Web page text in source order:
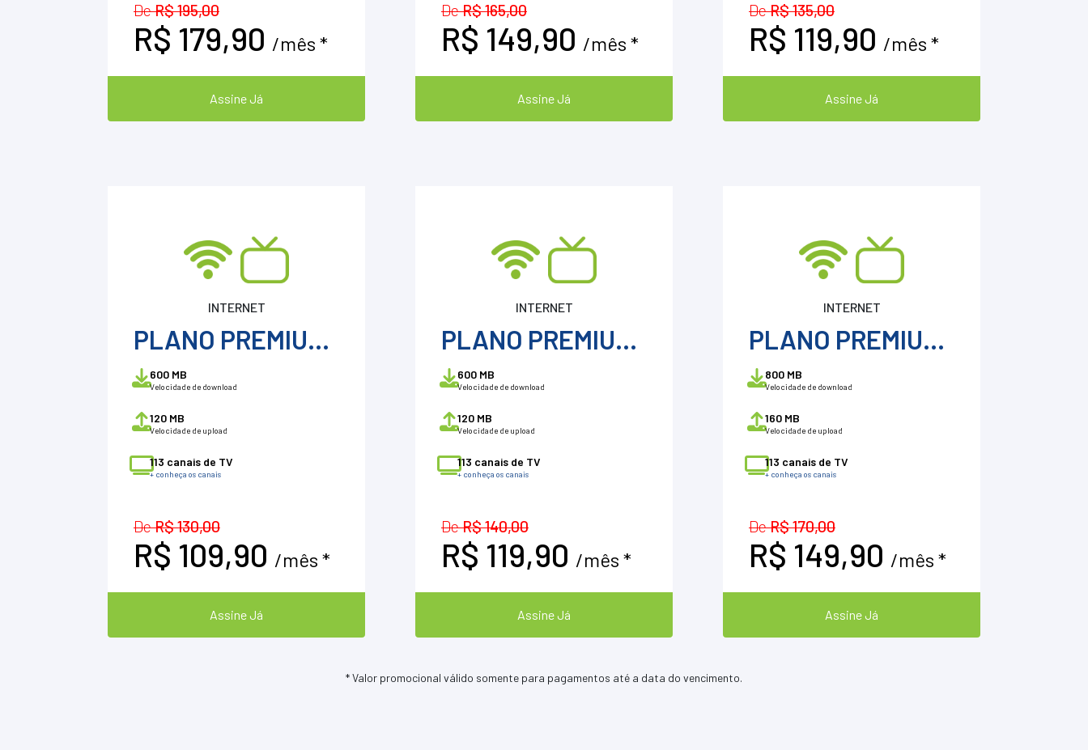
DeR$ 195,00
R$ 179,90 /mês *
Assine Já
DeR$ 165,00
R$ 149,90 /mês *
Assine Já
DeR$ 135,00
R$ 119,90 /mês *
Assine Já
INTERNET
PLANO PREMIUM 600 + ConeSulTv
600 MB
Velocidade de download
120 MB
Velocidade de upload
113 canais de TV
+ conheça os canais
DeR$ 130,00
R$ 109,90 /mês *
Assine Já
INTERNET
PLANO PREMIUM 600 + ConeSul TV + VOD
600 MB
Velocidade de download
120 MB
Velocidade de upload
113 canais de TV
+ conheça os canais
DeR$ 140,00
R$ 119,90 /mês *
Assine Já
INTERNET
PLANO PREMIUM 800 + ConeSul Tv + VOD
800 MB
Velocidade de download
160 MB
Velocidade de upload
113 canais de TV
+ conheça os canais
DeR$ 170,00
R$ 149,90 /mês *
Assine Já
* Valor promocional válido somente para pagamentos até a data do vencimento.